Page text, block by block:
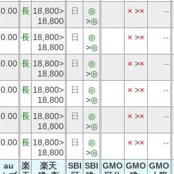
0.00 長 18,800>
18,800
日
◎
>◎
× >× --
0.00 長 18,800>
18,800
日
◎
>◎
× >× --
0.00 長 18,800>
18,800
日
◎
>◎
× >× --
0.00 長 18,800>
18,800
日
◎
>◎
× >× --
0.00 長 18,800>
18,800
日
◎
>◎
× >× --
0.00 長 18,800>
18,800
日
◎
>◎
× >× --
au
楽
楽天
SBI SBI GMO GMO GMO